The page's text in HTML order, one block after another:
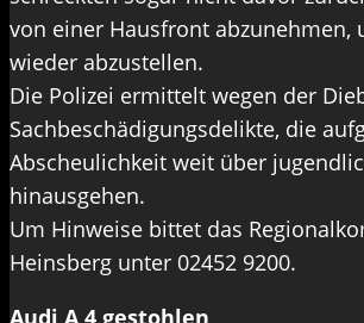
von einer Hausfront abzunehmen,
wieder abzustellen.
Die Polizei ermittelt wegen der
Sachbeschädigungsdelikte, die
Abscheulichkeit weit über
hinausgehen.
Um Hinweise bittet das
Heinsberg unter 02452 9200.